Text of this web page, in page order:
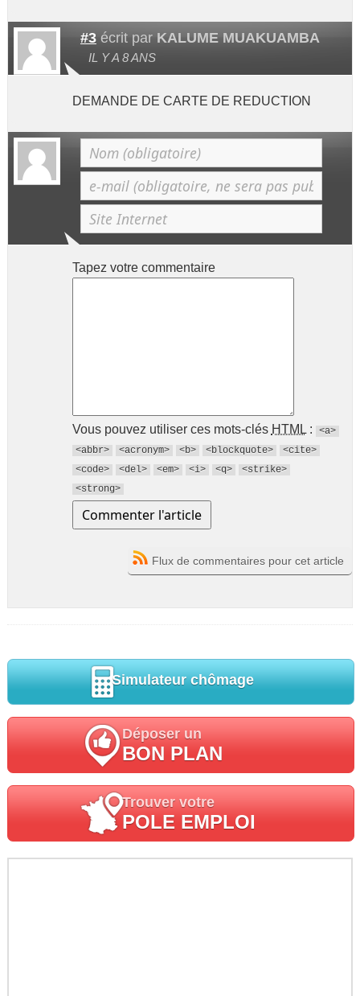
#3écrit par KALUME MUAKUAMBA
IL Y A 8 ANS
DEMANDE DE CARTE DE REDUCTION
Tapez votre commentaire
Vous pouvez utiliser ces mots-clés HTML:
<a>
<abbr>
<acronym> <b> <blockquote>
<cite>
<code>
<del> <em> <i> <q>
<strike>
<strong>
Flux de commentaires pour cet article
Simulateur chômage
Déposer un
BON PLAN
Trouver votre
POLE EMPLOI